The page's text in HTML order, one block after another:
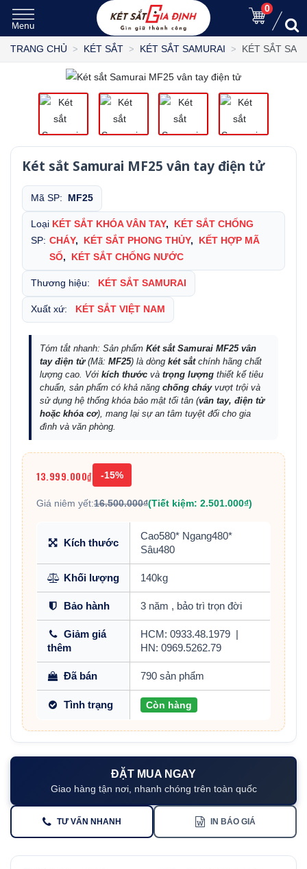
0
TRANG CHỦ KÉT SẮT KÉT SẮT SAMURAI KÉT SẮT
Két sắt Samurai MF25 vân tay điện tử
Mã SP: MF25
Loại
SP:
KÉT SẮT KHÓA VÂN TAY,
KÉT SẮT CHỐNG
CHÁY, KÉT SẮT PHONG THỦY,
KẾT HỢP MÃ
SỐ, KÉT SẮT CHỐNG NƯỚC
Thương hiệu: KÉT SẮT SAMURAI
Xuất xứ: KÉT SẮT VIỆT NAM
Tóm tắt nhanh: Sản phẩm Két sắt Samurai MF25 vân
tay điện tử(Mã: MF25) là dòng két sắtchính hãng chất
lượng cao. Với kích thước và trọng lượng thiết kế tiêu
chuẩn, sản phẩm có khả năng chống cháyvượt trội và
sử dụng hệ thống khóa bảo mật tối tân (vân tay, điện tử
hoặc khóa cơ), mang lại sự an tâm tuyệt đối cho gia
đình và văn phòng.
13.999.000₫ -15%
Giá niêm yết:16.500.000₫(Tiết kiệm: 2.501.000₫)
Kích thước
Cao580* Ngang480*
Sâu480
Khối lượng 140kg
Bảo hành 3 năm , bảo trì trọn đời
Giảm giá
thêm
HCM: 0933.48.1979
HN: 0969.5262.79
Đã bán 790 sản phẩm
Tình trạng Còn hàng
ĐẶT MUA NGAY
Giao hàng tận nơi, nhanh chóng trên toàn quốc
TƯ VẤN NHANH IN BÁO GIÁ